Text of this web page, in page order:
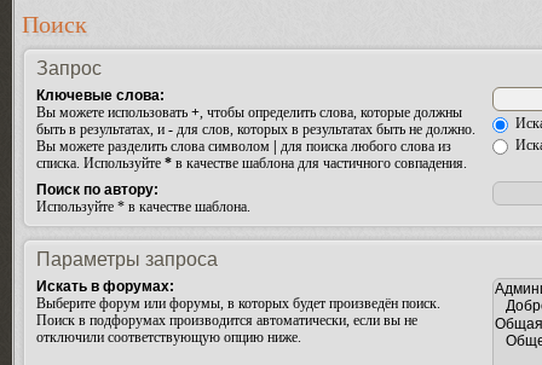
Поиск
Запрос
Ключевые слова:
Вы можете использовать +, чтобы определить слова, которые должны
быть в результатах, и - для слов, которых в результатах быть не должно.
Вы можете разделить слова символом
для поиска любого слова из
списка. Используйте * в качестве шаблона для частичного совпадения.
Поиск по автору:
Используйте * в качестве шаблона.
Параметры запроса
Искать в форумах:
Выберите форум или форумы, в которых будет произведён поиск.
Поиск в подфорумах производится автоматически, если вы не
отключили соответствующую опцию ниже.